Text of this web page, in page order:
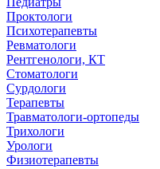
Проктологи
Психотерапевты
Ревматологи
Рентгенологи, КТ
Стоматологи
Сурдологи
Терапевты
Травматологи-ортопеды
Трихологи
Урологи
Физиотерапевты